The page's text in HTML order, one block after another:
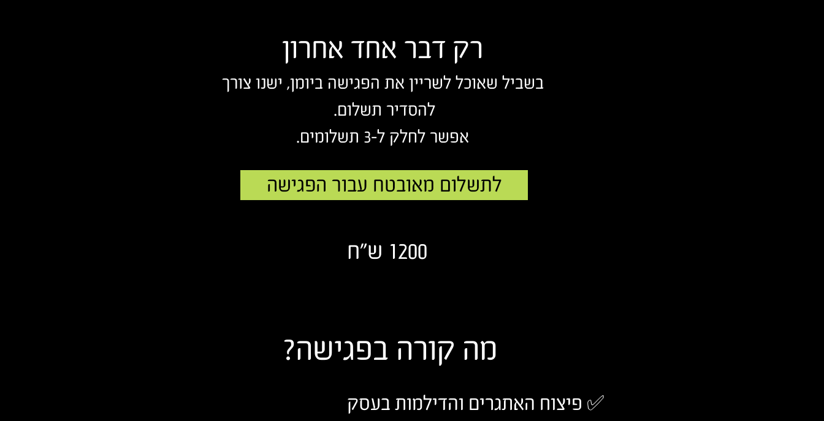
רק דבר אחד אחרון
בשביל שאוכל לשריין את הפגישה ביומן, ישנו צורך
להסדיר תשלום.
אפשר לחלק ל-3 תשלומים.
לתשלום מאובטח עבור הפגישה
1200 ש"ח
מה קורה בפגישה?
✅ פיצוח האתגרים והדילמות בעסק